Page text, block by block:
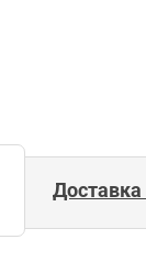
Доставка